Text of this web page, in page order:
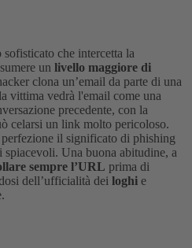
sofisticato che intercetta la
un livello maggiore di
clona un’email da parte di una
vittima vedrà l'email come una
precedente, con la
celarsi un link molto pericoloso.
perfezione il significato di phishing
spiacevoli. Una buona abitudine, a
sempre l’URL prima di
dell’ufficialità dei loghi e